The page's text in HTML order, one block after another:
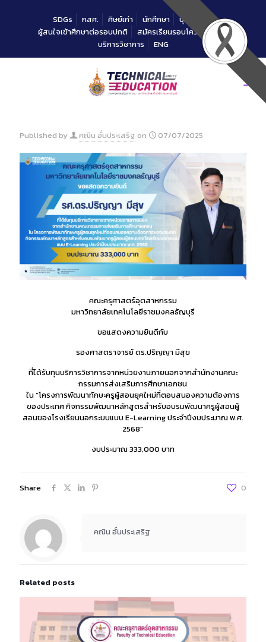
SDGs กสศ. ศิษย์เก่า นักศึกษา
บุคลากร
ผู้สนใจเข้าศึกษาต่อรอบปกติ
สมัครเรียนรอบโควตาคณะ
บริการวิชาการ
ENG
Published by คณิน อั๋นประเสริฐ on 07/07/2025
คณะครุศาสตร์อุตสาหกรรม
มหาวิทยาลัยเทคโนโลยีราชมงคลธัญบุรี
ขอแสดงความยินดีกับ
รองศาสตราจารย์ ดร.ปริญญา มีสุข
ที่ได้รับทุนบริการวิชาการจากหน่วยงานภายนอกจากสำนักงานคณะ
กรรมการส่งเสริมการศึกษาเอกชน
ใน “โครงการพัฒนาทักษะครูผู้สอนยุคใหม่ที่ตอบสนองความต้องการ
ของประเทศ กิจกรรมพัฒนาหลักสูตรสำหรับอบรมพัฒนาครูผู้สอนผู้
สอนของโรงเรียนนอกระบบแบบ E-Learning ประจำปีงบประมาณ พ.ศ.
2568”
งบประมาณ 333,000 บาท
Share 0
คณิน อั๋นประเสริฐ
Related posts